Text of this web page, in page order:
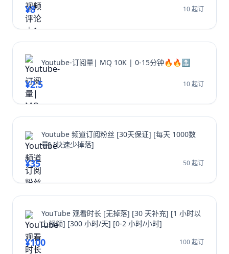
¥8 10 起订
Youtube-订阅量| MQ 10K | 0-15分钟🔥🔥🔝
¥2.5 10 起订
Youtube 频道订阅粉丝 [30天保证] [每天 1000数
量] [快速少掉落]
¥35 50 起订
YouTube 观看时长 [无掉落] [30 天补充] [1 小时以
上视频] [300 小时/天] [0-2 小时/小时]
¥100 100 起订